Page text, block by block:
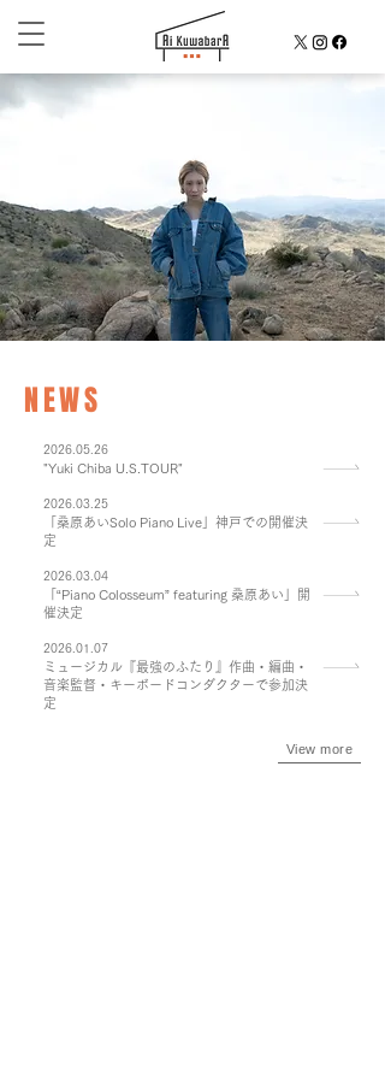
NEWS
2026.05.26
"Yuki Chiba U.S.TOUR"
2026.03.25
「桑原あいSolo Piano Live」神戸での開催決
定
2026.03.04
「“Piano Colosseum” featuring 桑原あい」開
催決定
2026.01.07
ミュージカル『最強のふたり』作曲・編曲・
音楽監督・キーボードコンダクターで参加決
定
View more